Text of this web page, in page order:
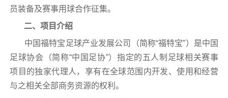
员装备及赛事用球合作征集。
二、项目介绍
中国福特宝足球产业发展公司（简称“福特宝”）是中国
足球协会（简称“中国足协”）指定的五人制足球相关赛事
项目的独家代理人，享有在全球范围内开发、使用和经营
与之相关全部商务资源的权利。